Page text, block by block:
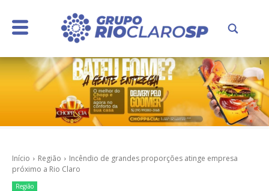
Início Região
Incêndio de grandes proporções atinge empresa
próximo a Rio Claro
Região